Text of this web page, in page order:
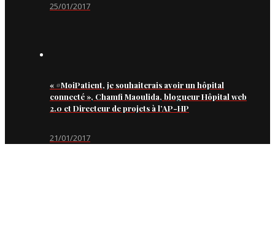
25/01/2017
« #MoiPatient, je souhaiterais avoir un hôpital
connecté », Chamfi Maoulida, blogueur Hôpital web
2.0 et Directeur de projets à l’AP-HP
21/01/2017